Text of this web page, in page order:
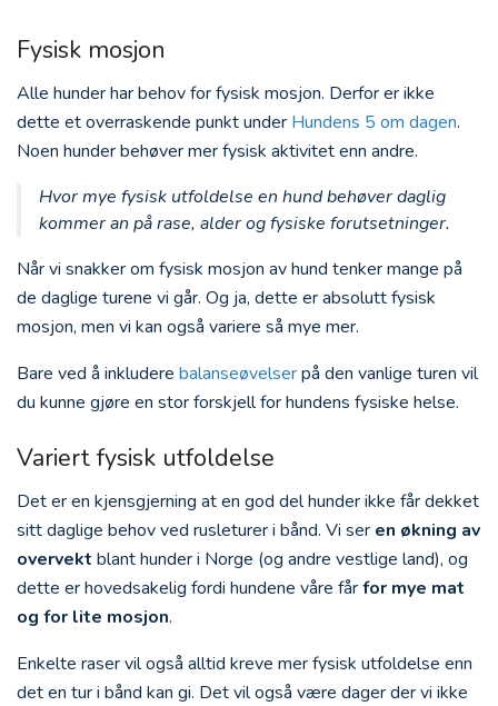
Fysisk mosjon
Alle hunder har behov for fysisk mosjon. Derfor er ikke
dette et overraskende punkt under Hundens 5 om dagen.
Noen hunder behøver mer fysisk aktivitet enn andre.
Hvor mye fysisk utfoldelse en hund behøver daglig
kommer an på rase, alder og fysiske forutsetninger.
Når vi snakker om fysisk mosjon av hund tenker mange på
de daglige turene vi går. Og ja, dette er absolutt fysisk
mosjon, men vi kan også variere så mye mer.
Bare ved å inkludere balanseøvelserpå den vanlige turen vil
du kunne gjøre en stor forskjell for hundens fysiske helse.
Variert fysisk utfoldelse
Det er en kjensgjerning at en god del hunder ikke får dekket
sitt daglige behov ved rusleturer i bånd. Vi ser en økning av
overvekt blant hunder i Norge (og andre vestlige land), og
dette er hovedsakelig fordi hundene våre fårfor mye mat
og for lite mosjon.
Enkelte raser vil også alltid kreve mer fysisk utfoldelse enn
det en tur i bånd kan gi. Det vil også være dager der vi ikke